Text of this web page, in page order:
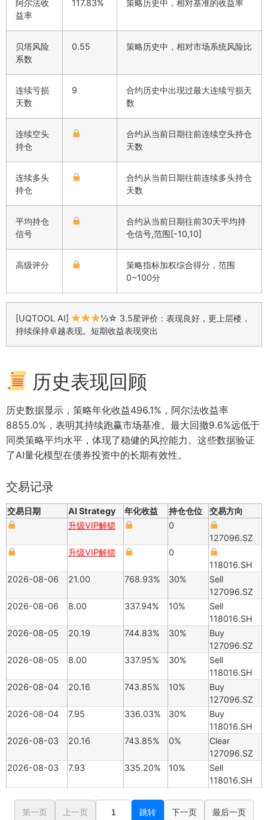
阿尔法收
益率
117.83% 策略历史中，相对基准的收益率
贝塔风险
系数
0.55 策略历史中，相对市场系统风险比
连续亏损
天数
9
合约历史中出现过最大连续亏损天
数
连续空头
持仓
合约从当前日期往前连续空头持仓
天数
连续多头
持仓
合约从当前日期往前连续多头持仓
天数
平均持仓
信号
合约从当前日期往前30天平均持
仓信号,范围[-10,10]
高级评分
策略指标加权综合得分，范围
0~100分
[UQTOOL AI]
½☆ 3.5星评价：表现良好，更上层楼，
持续保持卓越表现。短期收益表现突出
历史表现回顾
历史数据显示，策略年化收益496.1%，阿尔法收益率
8855.0%，表明其持续跑赢市场基准。最大回撤9.6%远低于
同类策略平均水平，体现了稳健的风控能力。这些数据验证
了AI量化模型在债券投资中的长期有效性。
交易记录
交易日期 AI Strategy 年化收益 持仓仓位
交易方向
升级VIP解锁
0
127096.SZ
升级VIP解锁
0
118016.SH
2026-08-06
21.00 768.93% 30%
Sell
127096.SZ
2026-08-06
8.00 337.94% 10%
Sell
118016.SH
2026-08-05
20.19 744.83% 30%
Buy
127096.SZ
2026-08-05
8.00 337.95% 30%
Sell
118016.SH
2026-08-04
20.16 743.85% 10%
Buy
127096.SZ
2026-08-04
7.95 336.03% 30%
Buy
118016.SH
2026-08-03
20.16 743.85% 0%
Clear
127096.SZ
2026-08-03
7.93 335.20% 10%
Sell
118016.SH
第一页 上一页 跳转 下一页 最后一页